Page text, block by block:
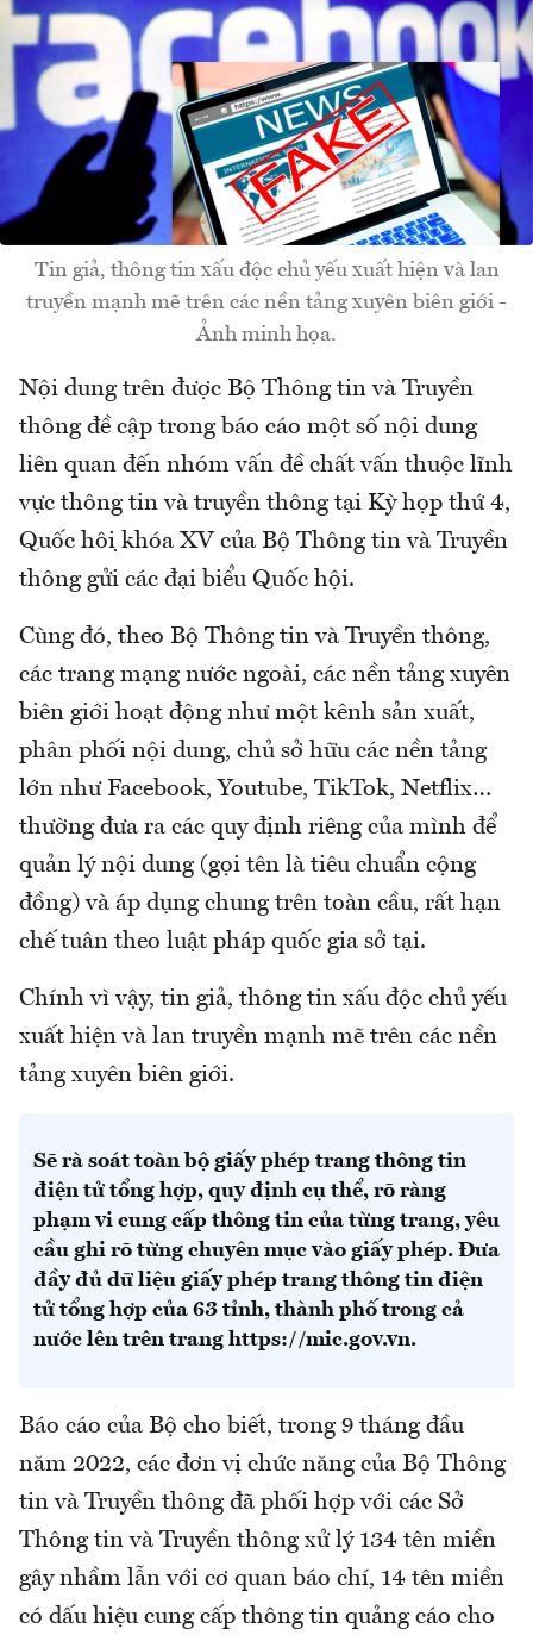
Tin giả, thông tin xấu độc chủ yếu xuất hiện và lan
truyền mạnh mẽ trên các nền tảng xuyên biên giới -
Ảnh minh họa.
Nội dung trên được Bộ Thông tin và Truyền
thông đề cập trong báo cáo một số nội dung
liên quan đến nhóm vấn đề chất vấn thuộc lĩnh
vực thông tin và truyền thông tại Kỳ họp thứ 4,
Quốc hội khóa XV của Bộ Thông tin và Truyền
thông gửi các đại biểu Quốc hội.
Cùng đó, theo Bộ Thông tin và Truyền thông,
các trang mạng nước ngoài, các nền tảng xuyên
biên giới hoạt động như một kênh sản xuất,
phân phối nội dung, chủ sở hữu các nền tảng
lớn như Facebook, Youtube, TikTok, Netflix…
thường đưa ra các quy định riêng của mình để
quản lý nội dung (gọi tên là tiêu chuẩn cộng
đồng) và áp dụng chung trên toàn cầu, rất hạn
chế tuân theo luật pháp quốc gia sở tại.
Chính vì vậy, tin giả, thông tin xấu độc chủ yếu
xuất hiện và lan truyền mạnh mẽ trên các nền
tảng xuyên biên giới.
Sẽ rà soát toàn bộ giấy phép trang thông tin
điện tử tổng hợp, quy định cụ thể, rõ ràng
phạm vi cung cấp thông tin của từng trang, yêu
cầu ghi rõ từng chuyên mục vào giấy phép. Đưa
đầy đủ dữ liệu giấy phép trang thông tin điện
tử tổng hợp của 63 tỉnh, thành phố trong cả
nước lên trên trang https://mic.gov.vn.
Báo cáo của Bộ cho biết, trong 9 tháng đầu
năm 2022, các đơn vị chức năng của Bộ Thông
tin và Truyền thông đã phối hợp với các Sở
Thông tin và Truyền thông xử lý 134 tên miền
gây nhầm lẫn với cơ quan báo chí, 14 tên miền
có dấu hiệu cung cấp thông tin quảng cáo cho